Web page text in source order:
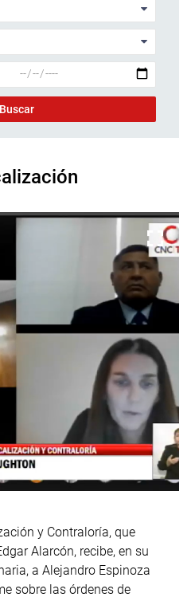
y Contraloría, que
Alarcón, recibe, en su
a Alejandro Espinoza
sobre las órdenes de